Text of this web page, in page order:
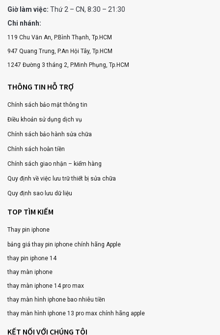
Giờ làm việc: Thứ 2 – CN, 8:30 – 21:30
Chi nhánh:
119 Chu Văn An, P.Bình Thạnh, Tp.HCM
947 Quang Trung, P.An Hội Tây, Tp.HCM
1247 Đường 3 tháng 2, P.Minh Phụng, Tp.HCM
THÔNG TIN HỖ TRỢ
Chính sách bảo mật thông tin
Điều khoản sử dụng dịch vụ
Chính sách bảo hành sửa chữa
Chính sách hoàn tiền
Chính sách giao nhận – kiểm hàng
Quy định về việc lưu trữ thiết bị sửa chữa
Quy định sao lưu dữ liệu
TOP TÌM KIẾM
Thay pin iphone
bảng giá thay pin iphone chính hãng Apple
thay pin iphone 14
thay màn iphone
thay màn iphone 14 pro max
thay màn hình iphone bao nhiêu tiền
thay màn hình iphone 13 pro max chính hãng apple
KẾT NỐI VỚI CHÚNG TÔI